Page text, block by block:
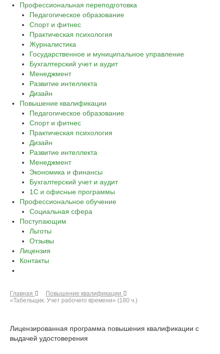
Профессиональная переподготовка
Педагогическое образование
Спорт и фитнес
Практическая психология
Журналистика
Государственное и муниципальное управление
Бухгалтерский учет и аудит
Менеджмент
Развитие интеллекта
Дизайн
Повышение квалификации
Педагогическое образование
Спорт и фитнес
Практическая психология
Дизайн
Развитие интеллекта
Менеджмент
Экономика и финансы
Бухгалтерский учет и аудит
1С и офисные программы
Профессиональное обучение
Социальная сфера
Поступающим
Льготы
Отзывы
Лицензия
Контакты
Главная
Повышение квалификации
«Табельщик. Учет рабочего времени» (180 ч.)
Лицензированная программа повышения квалификации с
выдачей удостоверения